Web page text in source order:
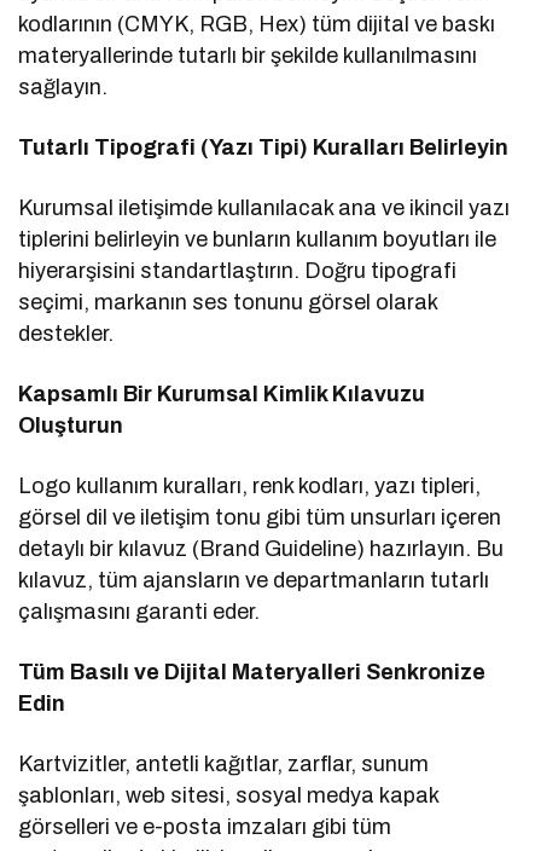
kodlarının (CMYK, RGB, Hex) tüm dijital ve baskı
materyallerinde tutarlı bir şekilde kullanılmasını
sağlayın.
Tutarlı Tipografi (Yazı Tipi) Kuralları Belirleyin
Kurumsal iletişimde kullanılacak ana ve ikincil yazı
tiplerini belirleyin ve bunların kullanım boyutları ile
hiyerarşisini standartlaştırın. Doğru tipografi
seçimi, markanın ses tonunu görsel olarak
destekler.
Kapsamlı Bir Kurumsal Kimlik Kılavuzu
Oluşturun
Logo kullanım kuralları, renk kodları, yazı tipleri,
görsel dil ve iletişim tonu gibi tüm unsurları içeren
detaylı bir kılavuz (Brand Guideline) hazırlayın. Bu
kılavuz, tüm ajansların ve departmanların tutarlı
çalışmasını garanti eder.
Tüm Basılı ve Dijital Materyalleri Senkronize
Edin
Kartvizitler, antetli kağıtlar, zarflar, sunum
şablonları, web sitesi, sosyal medya kapak
görselleri ve e-posta imzaları gibi tüm